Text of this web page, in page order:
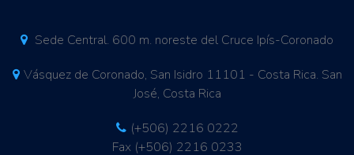
Sede Central. 600 m. noreste del Cruce Ipís-Coronado
Vásquez de Coronado, San Isidro 11101 - Costa Rica. San
José, Costa Rica
(+506) 2216 0222
Fax (+506) 2216 0233